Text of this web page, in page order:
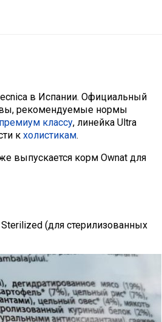
в Испании. Официальный
рекомендуемые нормы
премиум классу, линейка Ultra
к холистикам.
выпускается корм Ownat для
(для стерилизованных